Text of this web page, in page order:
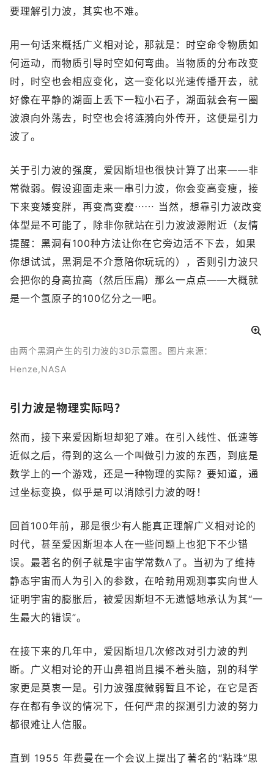
要理解引力波，其实也不难。
用一句话来概括广义相对论，那就是：时空命令物质如
何运动，而物质引导时空如何弯曲。当物质的分布改变
时，时空也会相应变化，这一变化以光速传播开去，就
好像在平静的湖面上丢下一粒小石子，湖面就会有一圈
波浪向外荡去，时空也会将涟漪向外传开，这便是引力
波了。
关于引力波的强度，爱因斯坦也很快计算了出来——非
常微弱。假设迎面走来一串引力波，你会变高变瘦，接
下来变矮变胖，再变高变瘦⋯⋯ 当然，想靠引力波改变
体型是不可能了，除非你就站在引力波波源附近（友情
提醒：黑洞有100种方法让你在它旁边活不下去，如果
你想试试，黑洞是不介意陪你玩玩的），否则引力波只
会把你的身高拉高（然后压扁）那么一点点——大概就
是一个氢原子的100亿分之一吧。
由两个黑洞产生的引力波的3D示意图。图片来源：
Henze,NASA
引力波是物理实际吗？
然而，接下来爱因斯坦却犯了难。在引入线性、低速等
近似之后，得到的这么一个叫做引力波的东西，到底是
数学上的一个游戏，还是一种物理的实际？要知道，通
过坐标变换，似乎是可以消除引力波的呀！
回首100年前，那是很少有人能真正理解广义相对论的
时代，甚至爱因斯坦本人在一些问题上也犯下不少错
误。最著名的例子就是宇宙学常数Λ了。当初为了维持
静态宇宙而人为引入的参数，在哈勃用观测事实向世人
证明宇宙的膨胀后，被爱因斯坦不无遗憾地承认为其“一
生最大的错误”。
在接下来的几年中，爱因斯坦几次修改对引力波的判
断。广义相对论的开山鼻祖尚且摸不着头脑，别的科学
家更是莫衷一是。引力波强度微弱暂且不论，在它是否
存在都有争议的情况下，任何严肃的探测引力波的努力
都很难让人信服。
直到 1955 年费曼在一个会议上提出了著名的“粘珠”思